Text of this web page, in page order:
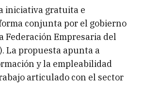
iniciativa gratuita e
conjunta por el gobierno
Federación Empresaria del
La propuesta apunta a
y la empleabilidad
articulado con el sector